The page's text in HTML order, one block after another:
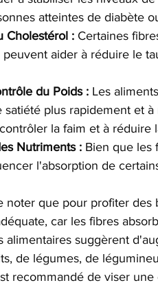
atteintes de diabète
Cholestérol : Certaines
peuvent aider à réduire le
du Poids : Les
satiété plus rapidement et
la faim et à réduire
Nutriments : Bien que les
l'absorption de
noter que pour profiter
car les fibres
alimentaires suggèrent
de légumes, de
recommandé de viser